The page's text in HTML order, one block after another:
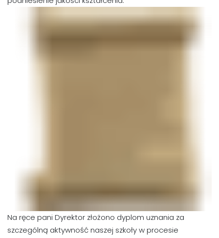
Na ręce pani Dyrektor złożono dyplom uznania za
szczególną aktywność naszej szkoły w procesie